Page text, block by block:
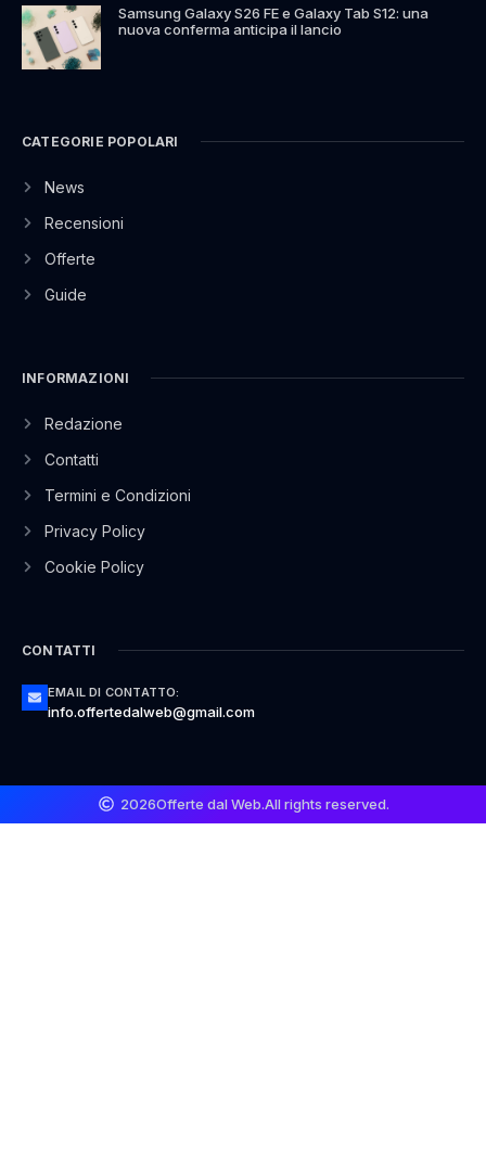
Samsung Galaxy S26 FE e Galaxy Tab S12: una
nuova conferma anticipa il lancio
CATEGORIE POPOLARI
News
Recensioni
Offerte
Guide
INFORMAZIONI
Redazione
Contatti
Termini e Condizioni
Privacy Policy
Cookie Policy
CONTATTI
EMAIL DI CONTATTO:
info.offertedalweb@gmail.com
2026Offerte dal Web.All rights reserved.